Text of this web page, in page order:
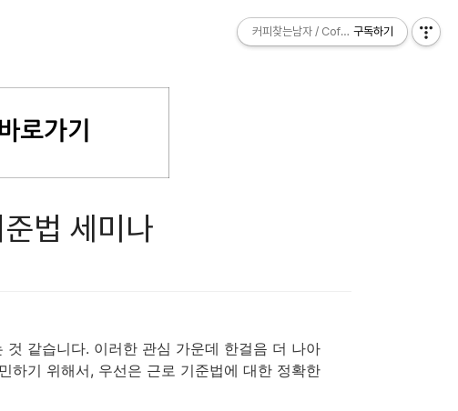
커피찾는남자 / Coffee Explorer
구독하기
법 세미나
같습니다. 이러한 관심 가운데 한걸음 더 나아
하기 위해서, 우선은 근로 기준법에 대한 정확한
커피찾는남자 / Coffee Explorer
구독하기